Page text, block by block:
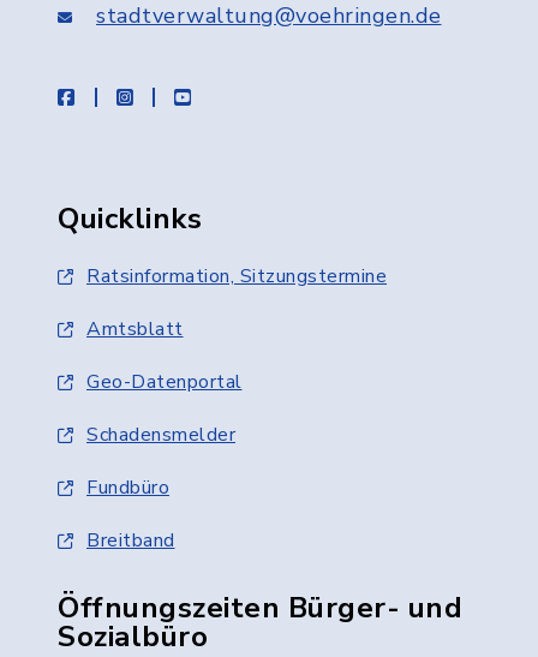
stadtverwaltung@voehringen.de
facebookinstagramyoutube
Quicklinks
Ratsinformation, Sitzungstermine
Amtsblatt
Geo-Datenportal
Schadensmelder
Fundbüro
Breitband
Öffnungszeiten Bürger- und
Sozialbüro